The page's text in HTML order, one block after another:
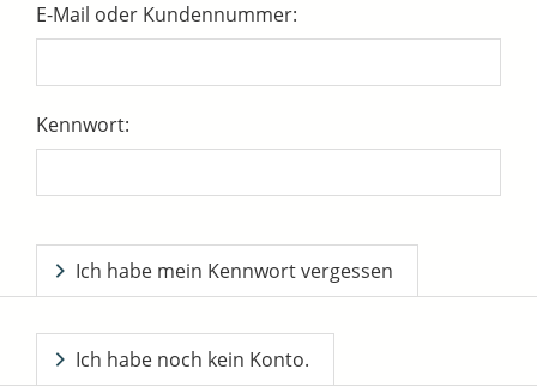
E-Mail oder Kundennummer:
Kennwort:
Ich habe mein Kennwort vergessen
Ich habe noch kein Konto.